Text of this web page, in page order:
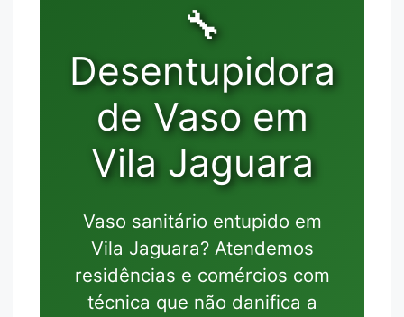
🔧
Desentupidora
de Vaso em
Vila Jaguara
Vaso sanitário entupido em
Vila Jaguara? Atendemos
residências e comércios com
técnica que não danifica a